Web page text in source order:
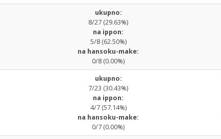
ukupno:
8/27 (29.63%)
na ippon:
5/8 (62.50%)
na hansoku-make:
0/8 (0.00%)
ukupno:
7/23 (30.43%)
na ippon:
4/7 (57.14%)
na hansoku-make:
0/7 (0.00%)